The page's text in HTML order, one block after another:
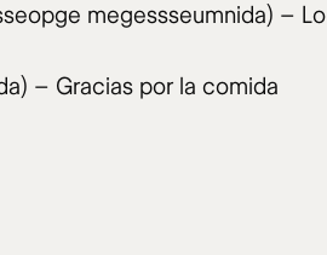
megessseumnida) – Lo
– Gracias por la comida